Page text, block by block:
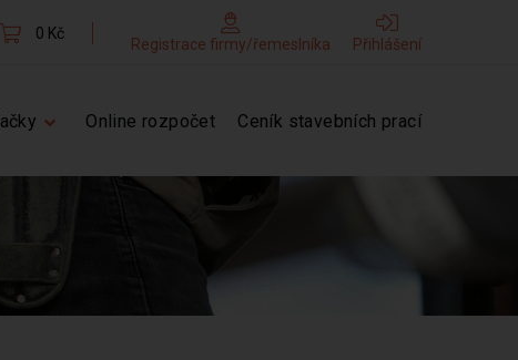
0 Kč
Registrace firmy/řemeslníka Přihlášení
Online rozpočet Ceník stavebních prací